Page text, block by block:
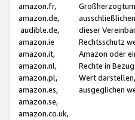
amazon.fr,
amazon.de,
audible.de,
amazon.ie
amazon.it,
amazon.nl,
amazon.pl,
amazon.es,
amazon.se,
amazon.co.uk,
dieser
Rechtsschutz
Amazon oder
Rechte in
Wert
ausgeglichen